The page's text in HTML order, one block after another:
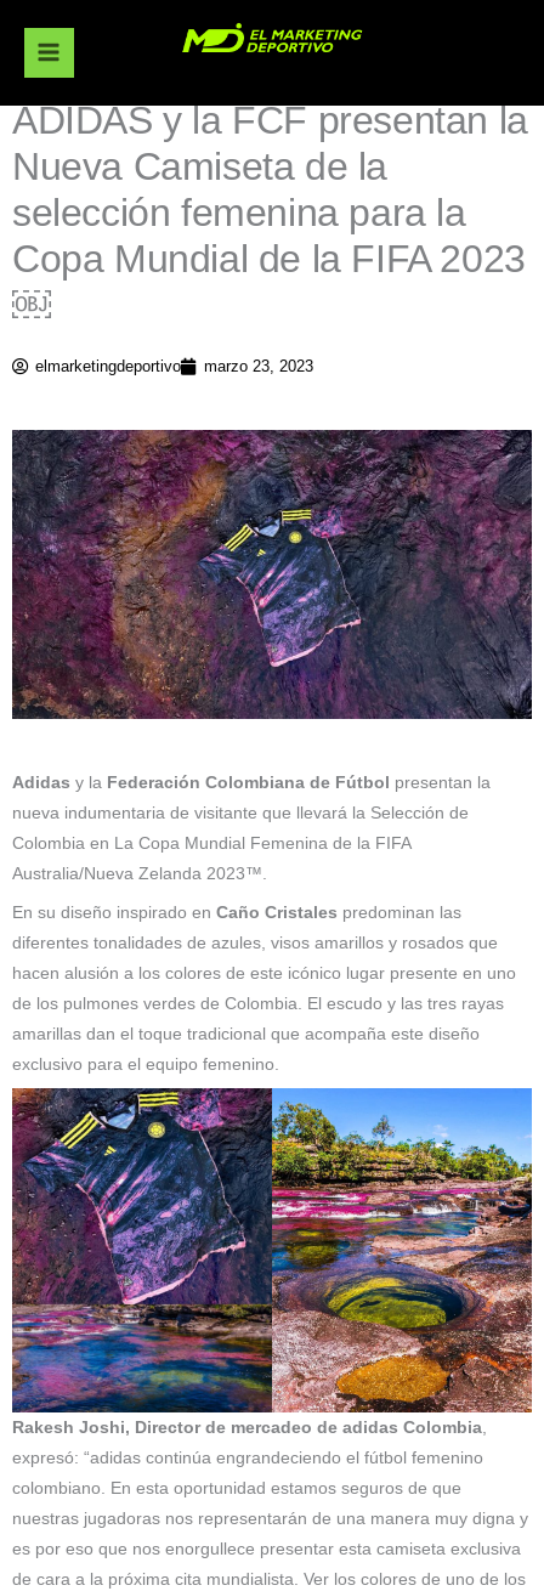
contenido
ADIDAS y la FCF presentan la
Nueva Camiseta de la
selección femenina para la
Copa Mundial de la FIFA 2023
￼
elmarketingdeportivo marzo 23, 2023
Adidas y la Federación Colombiana de Fútbol presentan la
nueva indumentaria de visitante que llevará la Selección de
Colombia en La Copa Mundial Femenina de la FIFA
Australia/Nueva Zelanda 2023™.
En su diseño inspirado en Caño Cristales predominan las
diferentes tonalidades de azules, visos amarillos y rosados que
hacen alusión a los colores de este icónico lugar presente en uno
de los pulmones verdes de Colombia. El escudo y las tres rayas
amarillas dan el toque tradicional que acompaña este diseño
exclusivo para el equipo femenino.
Rakesh Joshi, Director de mercadeo de adidas Colombia,
expresó: “adidas continúa engrandeciendo el fútbol femenino
colombiano. En esta oportunidad estamos seguros de que
nuestras jugadoras nos representarán de una manera muy digna y
es por eso que nos enorgullece presentar esta camiseta exclusiva
de cara a la próxima cita mundialista. Ver los colores de uno de los